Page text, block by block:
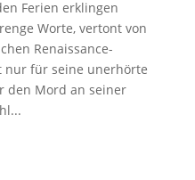
Ferien erklingen
Worte, vertont von
Renaissance-
nur für seine unerhörte
den Mord an seiner